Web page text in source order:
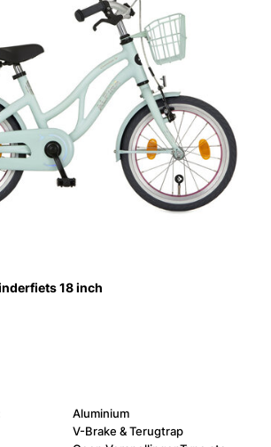
18 inch
Aluminium
V-Brake & Terugtrap